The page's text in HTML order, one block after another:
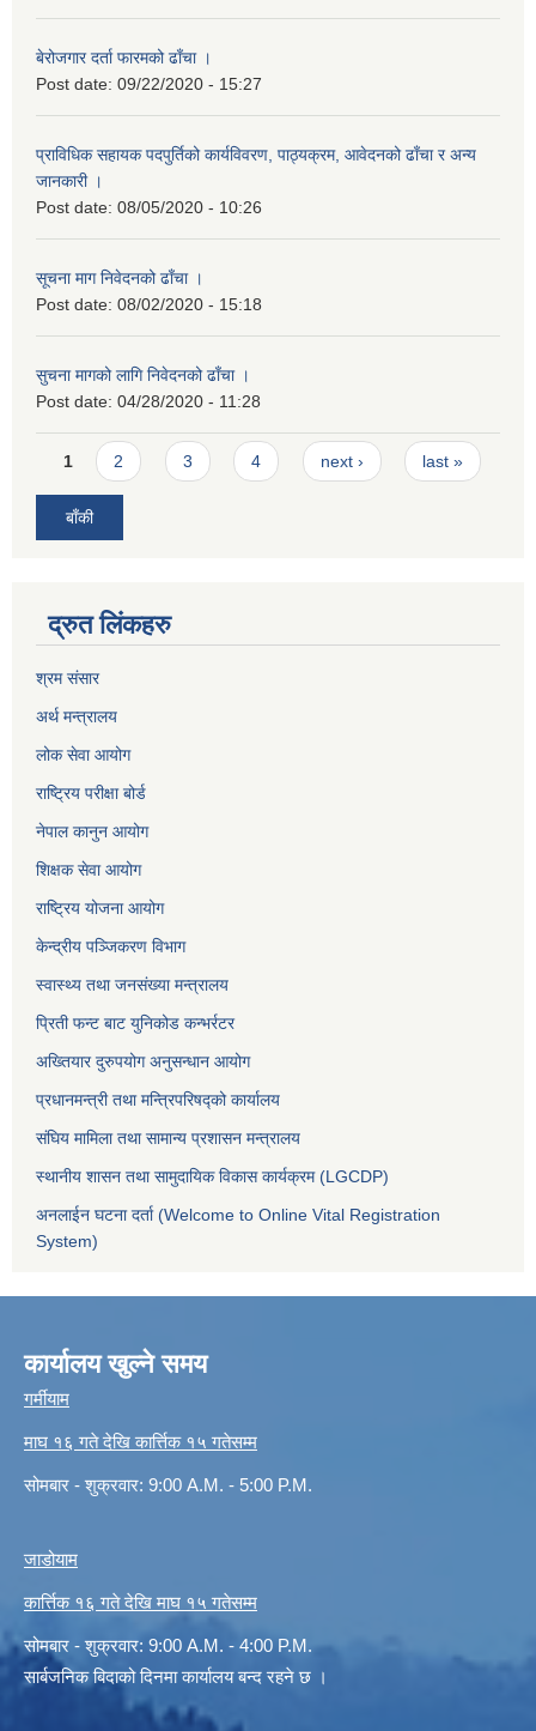
बेरोजगार दर्ता फारमको ढाँचा ।
Post date: 09/22/2020 - 15:27
प्राविधिक सहायक पदपुर्तिको कार्यविवरण, पाठ्यक्रम, आवेदनको ढाँचा र अन्य
जानकारी ।
Post date: 08/05/2020 - 10:26
सूचना माग निवेदनको ढाँचा ।
Post date: 08/02/2020 - 15:18
सुचना मागको लागि निवेदनको ढाँचा ।
Post date: 04/28/2020 - 11:28
Pages
1 2 3 4 next › last »
बाँकी
द्रुत लिंकहरु
श्रम संसार
अर्थ मन्त्रालय
लोक सेवा आयोग
राष्ट्रिय परीक्षा बोर्ड
नेपाल कानुन आयोग
शिक्षक सेवा आयोग
राष्ट्रिय योजना आयोग
केन्द्रीय पञ्जिकरण विभाग
स्वास्थ्य तथा जनसंख्या मन्त्रालय
प्रिती फन्ट बाट युनिकोड कन्भर्रटर
अख्तियार दुरुपयोग अनुसन्धान आयोग
प्रधानमन्त्री तथा मन्त्रिपरिषद्को कार्यालय
संघिय मामिला तथा सामान्य प्रशासन मन्त्रालय
स्थानीय शासन तथा सामुदायिक विकास कार्यक्रम (LGCDP)
अनलाईन घटना दर्ता (Welcome to Online Vital Registration
System)
कार्यालय खुल्ने समय
गर्मीयाम
माघ १६ गते देखि कार्त्तिक १५ गतेसम्म
सोमबार - शुक्रवार: 9:00 A.M. - 5:00 P.M.
जाडोयाम
कार्त्तिक १६ गते देखि माघ १५ गतेसम्म
सोमबार - शुक्रवार: 9:00 A.M. - 4:00 P.M.
सार्बजनिक बिदाको दिनमा कार्यालय बन्द रहने छ ।